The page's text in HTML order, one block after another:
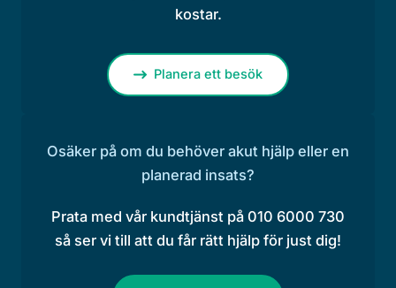
kostar.
Planera ett besök
Osäker på om du behöver akut hjälp eller en
planerad insats?
Prata med vår kundtjänst på 010 6000 730
så ser vi till att du får rätt hjälp för just dig!